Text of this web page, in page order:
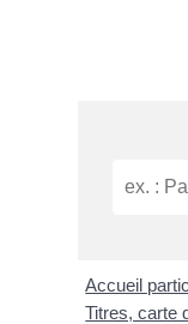
Accueil
Titres, carte